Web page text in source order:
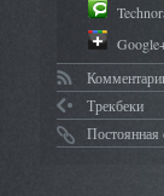
Трекбеки
Постоянная